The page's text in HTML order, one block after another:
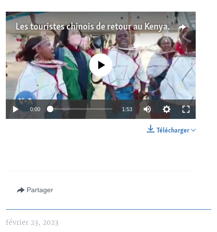
Les touristes chinois de retour au Kenya après trois ans d'absence à cause du covid
No media source currently available
0:00 1:53
Télécharger
Partager
février 23, 2023